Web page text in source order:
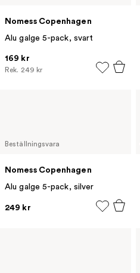
Nomess Copenhagen
Alu galge 5-pack, svart
169 kr
Rek. 249 kr
Beställningsvara
Nomess Copenhagen
Alu galge 5-pack, silver
249 kr